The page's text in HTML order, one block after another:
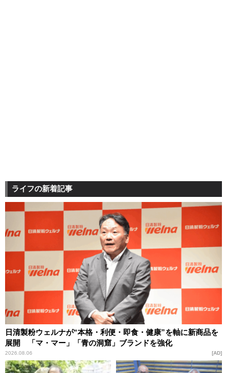
ライフの新着記事
日清製粉ウェルナが“本格・利便・即食・健康”を軸に新商品を
展開 「マ・マー」「青の洞窟」ブランドを強化
2026.08.06 AD